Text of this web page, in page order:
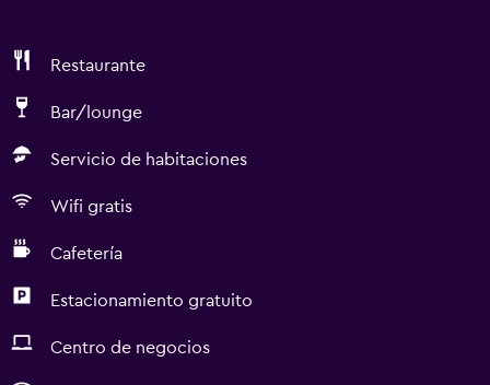
Restaurante
Bar/lounge
Servicio de habitaciones
Wifi gratis
Cafetería
Estacionamiento gratuito
Centro de negocios